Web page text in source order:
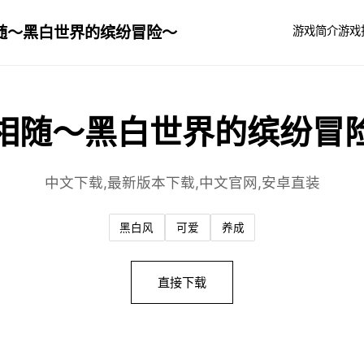
～黑白世界的缤纷冒险～ 游戏简介游戏
随～黑白世界的缤纷冒
中文下载,最新版本下载,中文官网,安卓直装
黑白风 可爱 养成
直接下载